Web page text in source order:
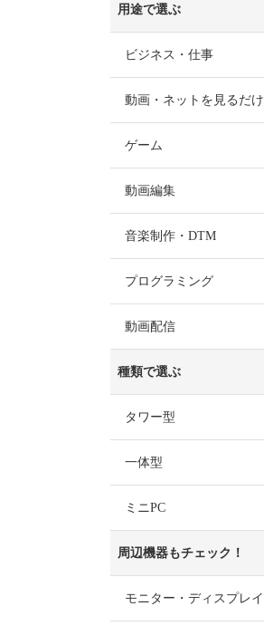
用途で選ぶ
ビジネス・仕事
動画・ネットを見るだけ
ゲーム
動画編集
音楽制作・DTM
プログラミング
動画配信
種類で選ぶ
タワー型
一体型
ミニPC
周辺機器もチェック！
モニター・ディスプレイ